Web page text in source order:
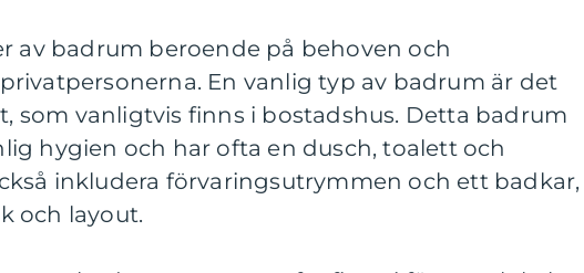
av badrum beroende på behoven och
En vanlig typ av badrum är det
som vanligtvis finns i bostadshus. Detta badrum
hygien och har ofta en dusch, toalett och
inkludera förvaringsutrymmen och ett badkar,
och layout.